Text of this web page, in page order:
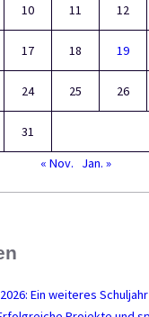
10 11 12
17 18 19
24 25 26
31
« Nov.
Jan. »
Ein weiteres